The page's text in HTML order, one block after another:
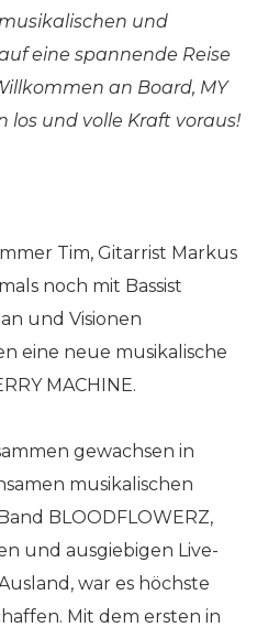
und
eine spannende Reise
an Board, MY
los und volle Kraft voraus!
Tim, Gitarrist Markus
noch mit Bassist
und Visionen
eine neue musikalische
MACHINE.
gewachsen in
musikalischen
BLOODFLOWERZ,
und ausgiebigen Live-
war es höchste
Mit dem ersten in